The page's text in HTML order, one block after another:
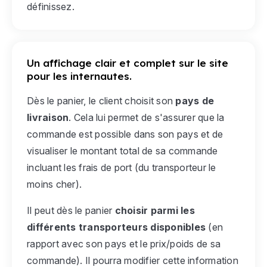
définissez.
Un affichage clair et complet sur le site
pour les internautes.
Dès le panier, le client choisit son pays de
livraison. Cela lui permet de s'assurer que la
commande est possible dans son pays et de
visualiser le montant total de sa commande
incluant les frais de port (du transporteur le
moins cher).
Il peut dès le panier choisir parmi les
différents transporteurs disponibles (en
rapport avec son pays et le prix/poids de sa
commande). Il pourra modifier cette information